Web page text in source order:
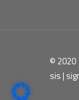
© 2020
sis |